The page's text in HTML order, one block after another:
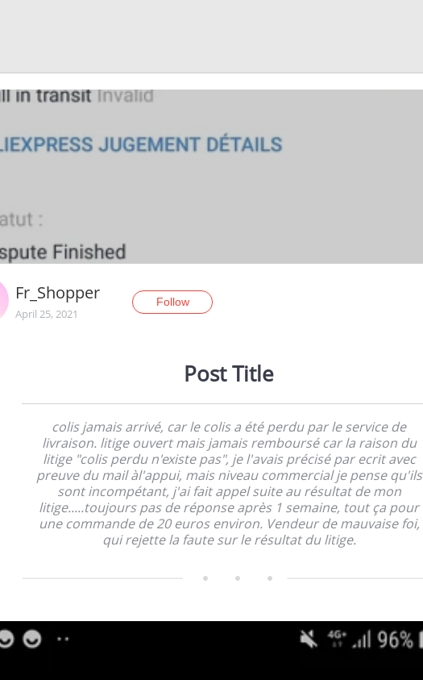
Fr_Shopper
April 25, 2021
Follow
Post Title
colis jamais arrivé, car le colis a été perdu par le service de
livraison. litige ouvert mais jamais remboursé car la raison du
litige "colis perdu n'existe pas", je l'avais précisé par ecrit avec
preuve du mail àl'appui, mais niveau commercial je pense qu'ils
sont incompétant, j'ai fait appel suite au résultat de mon
litige.....toujours pas de réponse après 1 semaine, tout ça pour
une commande de 20 euros environ. Vendeur de mauvaise foi,
qui rejette la faute sur le résultat du litige.